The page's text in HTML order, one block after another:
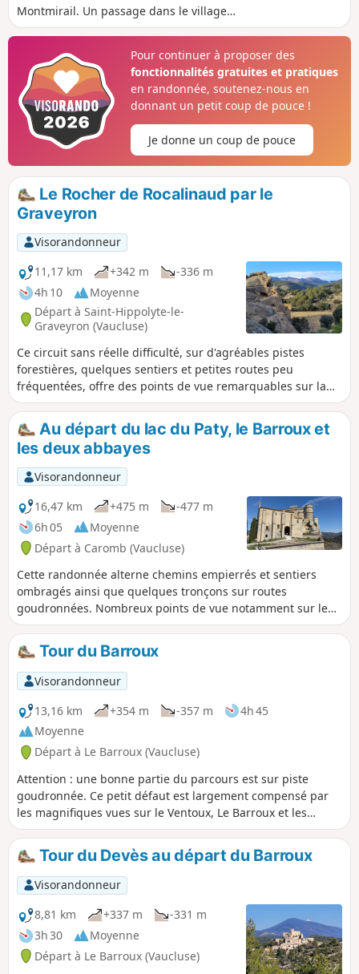
Montmirail. Un passage dans le village
du Barroux permet d'admirer le château
parcours passe par le Lac du Paty et sa
chapelle éponyme.
Pour continuer à proposer des
fonctionnalités gratuites et pratiques
en randonnée, soutenez-nous en
donnant un petit coup de pouce !
Je donne un coup de pouce
Le Rocher de Rocalinaud par le
Graveyron
Visorandonneur
11,17 km
+342 m
-336 m
4h 10
Moyenne
Départ à Saint-Hippolyte-le-
Graveyron (Vaucluse)
Ce circuit sans réelle difficulté, sur d'agréables pistes
forestières, quelques sentiers et petites routes peu
fréquentées, offre des points de vue remarquables sur la
plaine de Carpentras, la Vallée du Rhône et jusqu'aux
Alpilles au Sud, sur les Dentelles de Montmirail au Nord-
Ouest et sur le Mont Ventoux à l'Est. Cet itinéraire permet
aussi de monter jusqu'au sommet de l'insolite Rocher de
Rocalinaud, ancienne dune sous-marine modelée par
l'érosion et les hommes, et d'y découvrir une très belle
grotte. Attention : prudence sur ce rocher pouvant
présenter des surfaces glissantes.
Au départ du lac du Paty, le Barroux et
les deux abbayes
Visorandonneur
16,47 km
+475 m
-477 m
6h 05
Moyenne
Départ à Caromb (Vaucluse)
Cette randonnée alterne chemins empierrés et sentiers
ombragés ainsi que quelques tronçons sur routes
goudronnées. Nombreux points de vue notamment sur le
Ventoux et les Dentelles de Montmirail. Les détours vers les
deux abbayes permettent d'apprécier la beauté des sites et
la qualité des restaurations effectuées.
Tour du Barroux
Visorandonneur
13,16 km
+354 m -357 m
4h 45
Moyenne
Départ à Le Barroux (Vaucluse)
Attention : une bonne partie du parcours est sur piste
goudronnée. Ce petit défaut est largement compensé par
les magnifiques vues sur le Ventoux, Le Barroux et les
Dentelles de Montmirail. Possibilité de pique-niquer à côté
de l'Abbaye Notre-Dame-de l'Annonciation.
Tour du Devès au départ du Barroux
Visorandonneur
8,81 km
+337 m
-331 m
3h 30
Moyenne
Départ à Le Barroux (Vaucluse)